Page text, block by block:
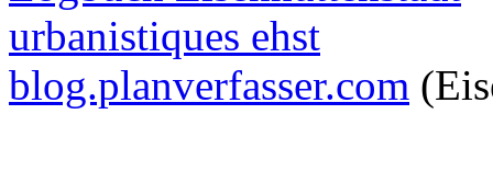
urbanistiques ehst
blog.planverfasser.com